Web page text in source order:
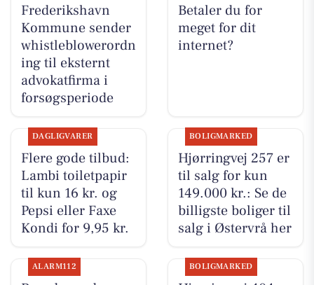
Frederikshavn
Kommune sender
whistleblowerordn
ing til eksternt
advokatfirma i
forsøgsperiode
Betaler du for
meget for dit
internet?
DAGLIGVARER
Flere gode tilbud:
Lambi toiletpapir
til kun 16 kr. og
Pepsi eller Faxe
Kondi for 9,95 kr.
BOLIGMARKED
Hjørringvej 257 er
til salg for kun
149.000 kr.: Se de
billigste boliger til
salg i Østervrå her
ALARM112 BOLIGMARKED